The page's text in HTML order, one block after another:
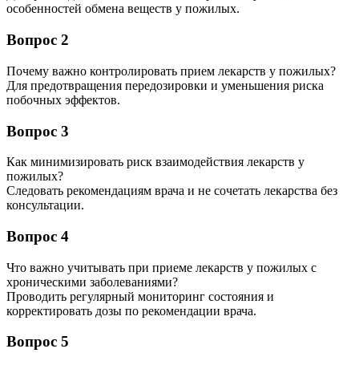
особенностей обмена веществ у пожилых.
Вопрос 2
Почему важно контролировать прием лекарств у пожилых?
Для предотвращения передозировки и уменьшения риска
побочных эффектов.
Вопрос 3
Как минимизировать риск взаимодействия лекарств у
пожилых?
Следовать рекомендациям врача и не сочетать лекарства без
консультации.
Вопрос 4
Что важно учитывать при приеме лекарств у пожилых с
хроническими заболеваниями?
Проводить регулярный мониторинг состояния и
корректировать дозы по рекомендации врача.
Вопрос 5